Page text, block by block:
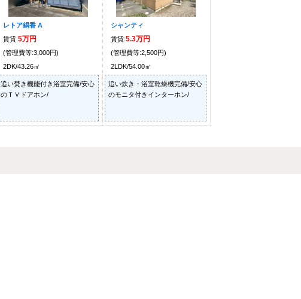
レトア絹香 A
賃貸:5万円
(管理費等:3,000円)
2DK/43.26㎡
追い焚き機能付き浴室完備/安心
のＴＶドアホン/
シャンティ
賃貸:5.3万円
(管理費等:2,500円)
2LDK/54.00㎡
追い炊き・浴室乾燥機完備/安心
のモニタ付きインターホン/